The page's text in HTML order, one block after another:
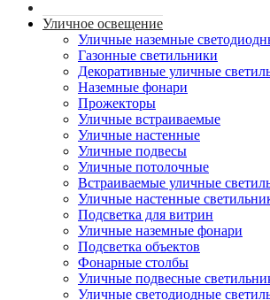
Уличное освещение
Уличные наземные
Газонные светильники
Декоративные уличные
Наземные фонари
Прожекторы
Уличные встраиваемые
Уличные настенные
Уличные подвесы
Уличные потолочные
Встраиваемые уличные
Уличные настенные
Подсветка для витрин
Уличные наземные фонари
Подсветка объектов
Фонарные столбы
Уличные подвесные
Уличные светодиодные